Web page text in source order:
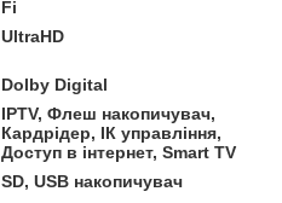
Fi
UltraHD
Dolby Digital
IPTV, Флеш накопичувач,
Кардрідер, ІК управління,
Доступ в інтернет, Smart TV
SD, USB накопичувач